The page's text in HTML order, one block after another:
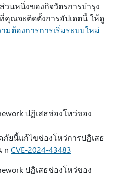
นหนึ่งของกิจวัตรการบํารุง
ณจะติดตั้งการอัปเดตนี้ ให้ดู
มต้องการการเริ่มระบบใหม่
ปฏิเสธช่องโหว่ของ
แก้ไขช่องโหว่การปฏิเสธ
n CVE-2024-43483
ปฏิเสธช่องโหว่ของ